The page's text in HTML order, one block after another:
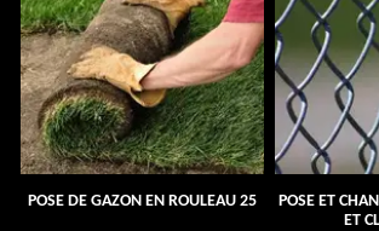
POSE DE GAZON EN ROULEAU 25
POSE ET
ET